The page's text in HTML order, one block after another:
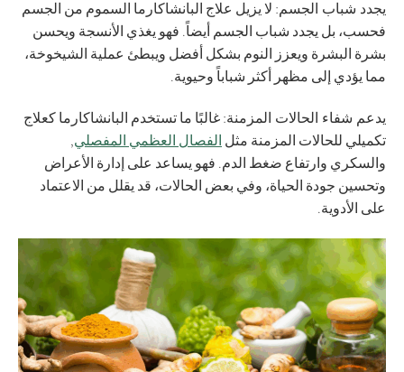
يجدد شباب الجسم: لا يزيل علاج البانشاكارما السموم من الجسم
فحسب، بل يجدد شباب الجسم أيضاً. فهو يغذي الأنسجة ويحسن
بشرة البشرة ويعزز النوم بشكل أفضل ويبطئ عملية الشيخوخة،
مما يؤدي إلى مظهر أكثر شباباً وحيوية.
يدعم شفاء الحالات المزمنة: غالبًا ما تستخدم البانشاكارما كعلاج
تكميلي للحالات المزمنة مثل الفصال العظمي المفصلي,
والسكري وارتفاع ضغط الدم. فهو يساعد على إدارة الأعراض
وتحسين جودة الحياة، وفي بعض الحالات، قد يقلل من الاعتماد
على الأدوية.